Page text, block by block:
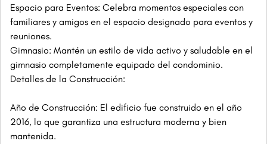
Espacio para Eventos: Celebra momentos especiales con
familiares y amigos en el espacio designado para eventos y
reuniones.
Gimnasio: Mantén un estilo de vida activo y saludable en el
gimnasio completamente equipado del condominio.
Detalles de la Construcción:
Año de Construcción: El edificio fue construido en el año
2016, lo que garantiza una estructura moderna y bien
mantenida.